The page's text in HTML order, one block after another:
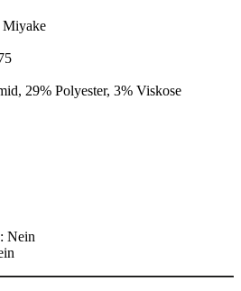
Miyake
29% Polyester, 3% Viskose
Nein